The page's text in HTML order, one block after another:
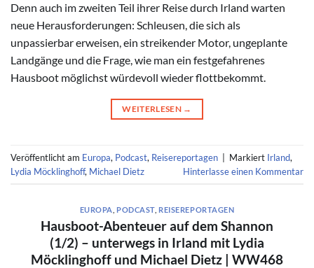
Denn auch im zweiten Teil ihrer Reise durch Irland warten
neue Herausforderungen: Schleusen, die sich als
unpassierbar erweisen, ein streikender Motor, ungeplante
Landgänge und die Frage, wie man ein festgefahrenes
Hausboot möglichst würdevoll wieder flottbekommt.
WEITERLESEN →
Veröffentlicht am Europa, Podcast, Reisereportagen Markiert Irland,
Lydia Möcklinghoff, Michael Dietz Hinterlasse einen Kommentar
EUROPA PODCAST, REISEREPORTAGEN
Hausboot-Abenteuer auf dem Shannon
(1/2) – unterwegs in Irland mit Lydia
Möcklinghoff und Michael Dietz | WW468